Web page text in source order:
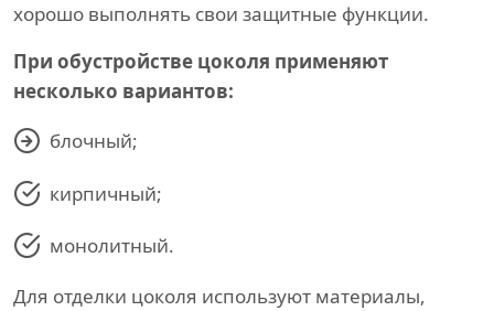
хорошо выполнять свои защитные функции.
При обустройстве цоколя применяют
несколько вариантов:
блочный;
кирпичный;
монолитный.
Для отделки цоколя используют материалы,